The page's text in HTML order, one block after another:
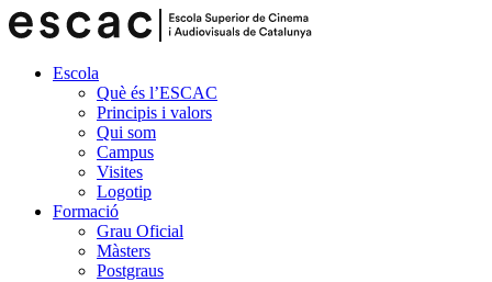
Escola
Què és l’ESCAC
Principis i valors
Qui som
Campus
Visites
Logotip
Formació
Grau Oficial
Màsters
Postgraus